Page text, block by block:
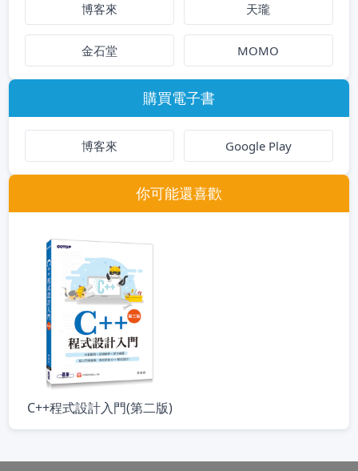
博客來 天瓏
金石堂 MOMO
購買電子書
博客來 Google Play
你可能還喜歡
C++程式設計入門(第二版)